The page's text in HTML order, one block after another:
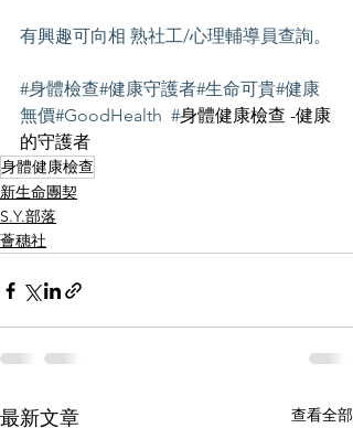
有興趣可向相 熟社工/心理輔導員查詢。
#身體檢查#健康守護者#生命可貴#健康
無價#GoodHealth  #身體健康檢查 -健康
的守護者
身體健康檢查
新生命團契
S.Y.部落
薈穗社
最新文章 查看全部